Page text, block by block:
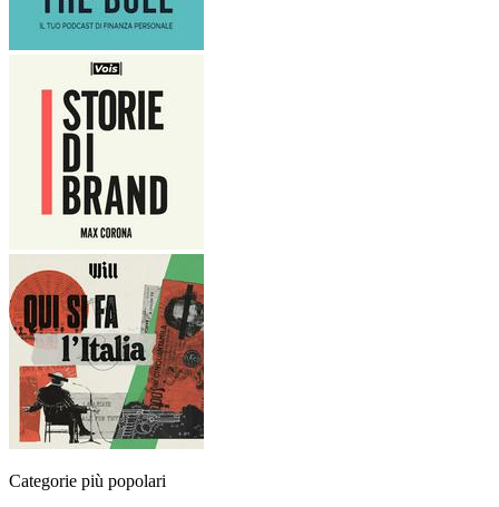
Categorie più popolari